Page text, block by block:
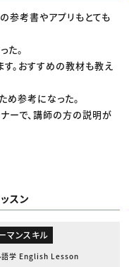
参考書やアプリもとても
た。
。おすすめの教材も教え
め参考になった。
ーで、講師の方の説明が
スン
マンスキル
語学 English Lesson